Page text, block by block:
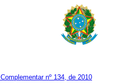
nº 134, de 2010